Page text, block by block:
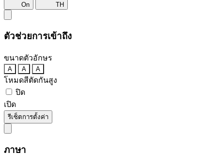
On TH
ตัวช่วยการเข้าถึง
ขนาดตัวอักษร
A A A
โหมดสีตัดกันสูง
ปิด
เปิด
รีเซ็ตการตั้งค่า
ภาษา